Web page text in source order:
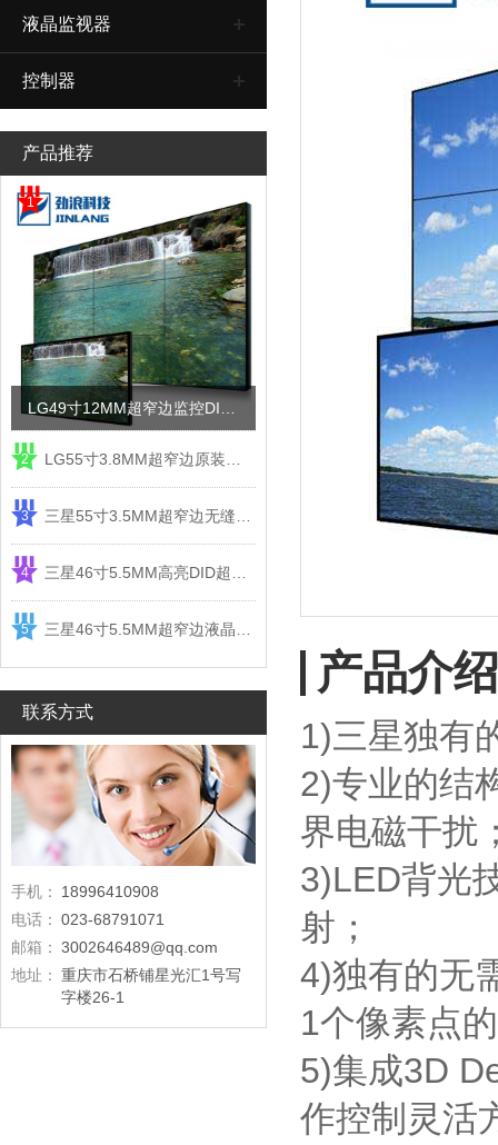
液晶监视器
控制器
产品推荐
1
2
3
4
5
联系方式
手机：
18996410908
电话： 023-68791071
邮箱： 3002646489@qq.com
地址： 重庆市石桥铺星光汇1号写
字楼26-1
产品介绍
1)三星独有
2)专业的结
界电磁干扰
3)LED背光
射；
4)独有的无
1个像素点
5)集成3D
作控制灵活